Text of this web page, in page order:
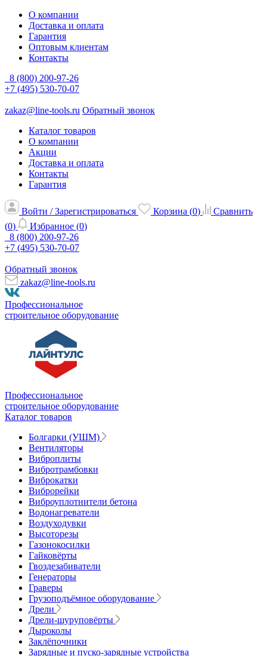
О компании
Доставка и оплата
Гарантия
Оптовым клиентам
Контакты
8 (800) 200-97-26
+7 (495) 530-70-07
zakaz@line-tools.ru Обратный звонок
Каталог товаров
О компании
Акции
Доставка и оплата
Контакты
Гарантия
Войти / Зарегистрироваться Корзина (0)
Сравнить
(0) Избранное (0)
8 (800) 200-97-26
+7 (495) 530-70-07
Обратный звонок
zakaz@line-tools.ru
Профессиональное
строительное оборудование
Профессиональное
строительное оборудование
Каталог товаров
Болгарки (УШМ)
Вентиляторы
Виброплиты
Вибротрамбовки
Виброкатки
Виброрейки
Виброуплотнители бетона
Водонагреватели
Воздуходувки
Высоторезы
Газонокосилки
Гайковёрты
Гвоздезабиватели
Генераторы
Граверы
Грузоподъёмное оборудование
Дрели
Дрели-шуруповёрты
Дыроколы
Заклёпочники
Зарядные и пуско-зарядные устройства